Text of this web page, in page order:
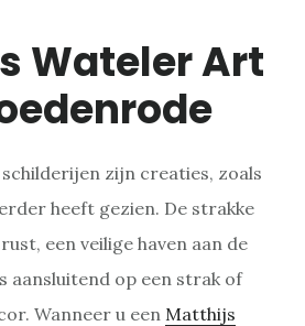
Wateler Art
zijn creaties, zoals
heeft gezien. De strakke
een veilige haven aan de
aansluitend op een strak of
Wanneer u een Matthijs